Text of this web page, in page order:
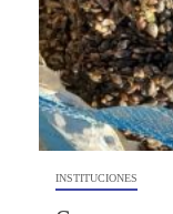
INSTITUCIONES